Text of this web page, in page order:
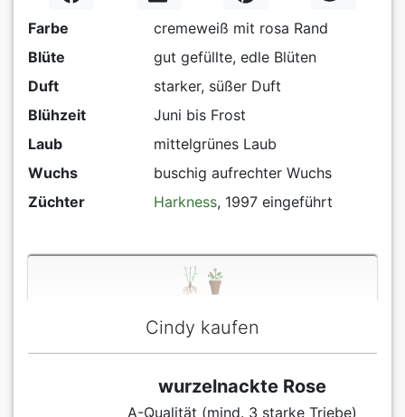
Farbe
cremeweiß mit rosa Rand
Blüte
gut gefüllte, edle Blüten
Duft
starker, süßer Duft
Blühzeit
Juni bis Frost
Laub
mittelgrünes Laub
Wuchs
buschig aufrechter Wuchs
Züchter
Harkness, 1997 eingeführt
Cindy kaufen
wurzelnackte Rose
A-Qualität (mind. 3 starke Triebe)